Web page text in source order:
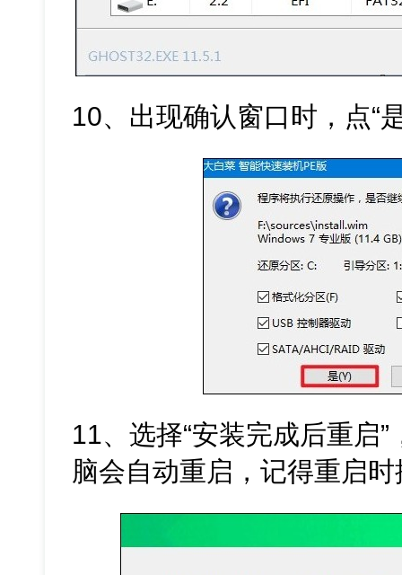
10、出现确认窗口时，点“
11、选择“安装完成后重启
脑会自动重启，记得重启